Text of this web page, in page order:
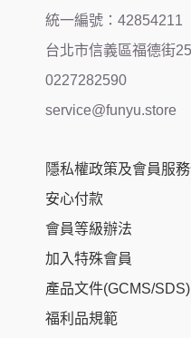
統一編號：42854211
台北市信義區福德街
0227282590
service@funyu.store
隱私權政策及會員服
安心付款
會員等級辦法
加入特殊會員
產品文件(GCMS/SDS)
福利品規範